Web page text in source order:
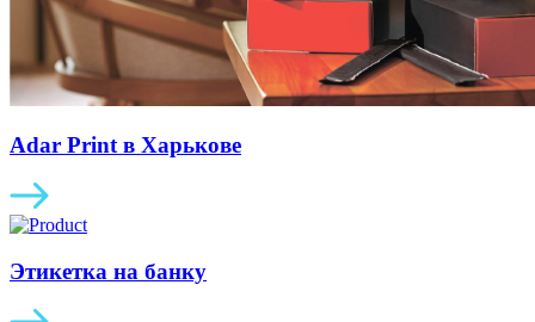
Adar Print в Харькове
Этикетка на банку